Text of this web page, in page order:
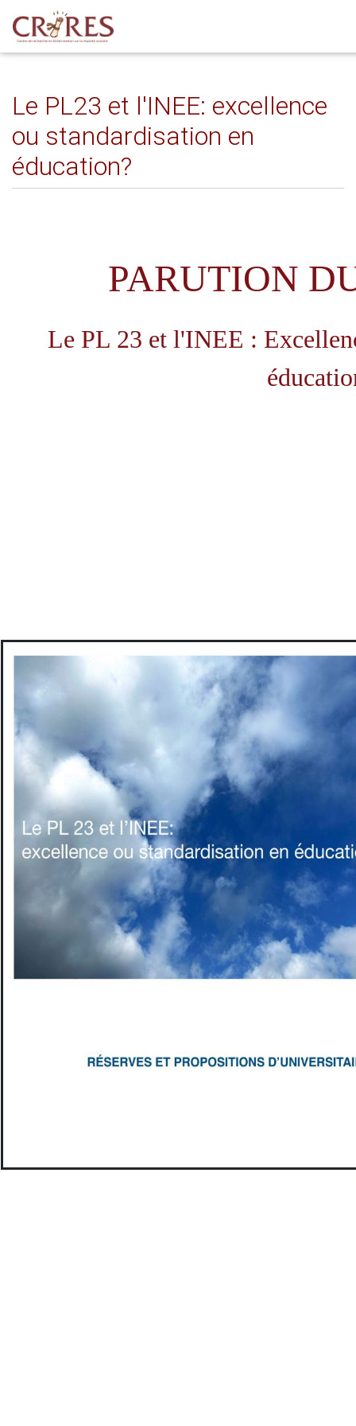
Le PL23 et l'INEE: excellence
ou standardisation en
éducation?
PARUTION
Le PL 23 et l'INEE :